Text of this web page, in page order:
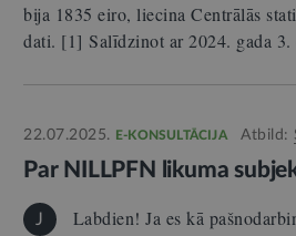
bija 1835 eiro, liecina Centrālās
dati. [1] Salīdzinot ar 2024. gada
22.07.2025. E-KONSULTĀCIJA Atbild:
Par NILLPFN likuma
J
Labdien! Ja es kā